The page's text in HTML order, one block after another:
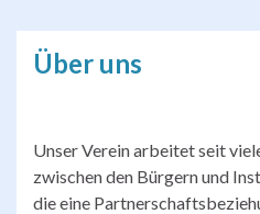
Über uns
Unser Verein arbeitet seit
zwischen den Bürgern und
die eine